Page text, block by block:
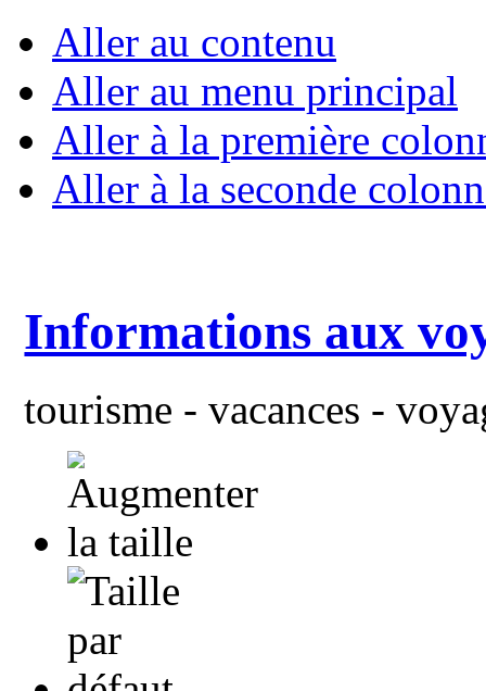
Aller au contenu
Aller au menu principal
Aller à la première
Aller à la seconde
Informations aux
tourisme - vacances -